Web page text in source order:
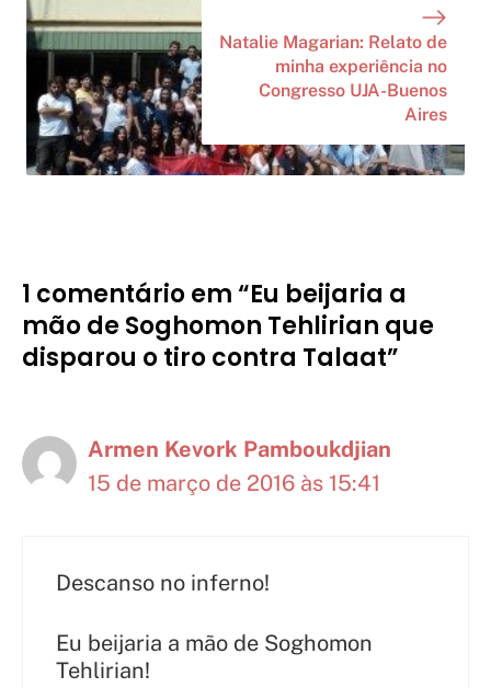
Natalie Magarian: Relato de
minha experiência no
Congresso UJA-Buenos
Aires
1 comentário em “Eu beijaria a
mão de Soghomon Tehlirian que
disparou o tiro contra Talaat”
Armen Kevork Pamboukdjian
15 de março de 2016 às 15:41
Descanso no inferno!
Eu beijaria a mão de Soghomon
Tehlirian!